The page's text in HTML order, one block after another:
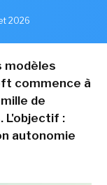
2026
modèles
commence à
de
L'objectif :
autonomie